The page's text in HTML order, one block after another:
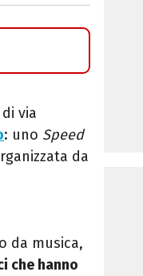
di via
: uno Speed
da
da musica,
che hanno